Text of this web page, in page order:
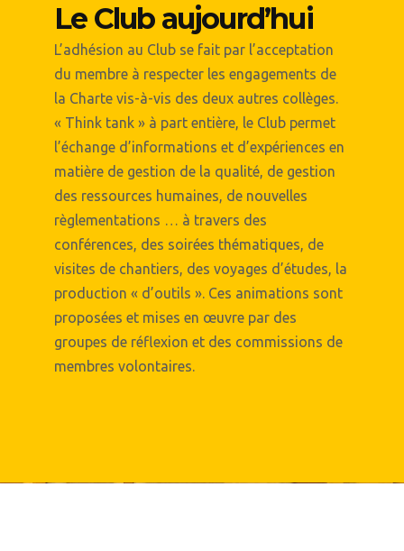
Le Club aujourd’hui
L’adhésion au Club se fait par l’acceptation
du membre à respecter les engagements de
la Charte vis-à-vis des deux autres collèges.
« Think tank » à part entière, le Club permet
l’échange d’informations et d’expériences en
matière de gestion de la qualité, de gestion
des ressources humaines, de nouvelles
règlementations … à travers des
conférences, des soirées thématiques, de
visites de chantiers, des voyages d’études, la
production « d’outils ». Ces animations sont
proposées et mises en œuvre par des
groupes de réflexion et des commissions de
membres volontaires.
0
1
2
3
4
5
0
1
2
3
0
1
2
3
4
60
0
1
2
3
4
0
1
2
3
5
0
1
0
2 1